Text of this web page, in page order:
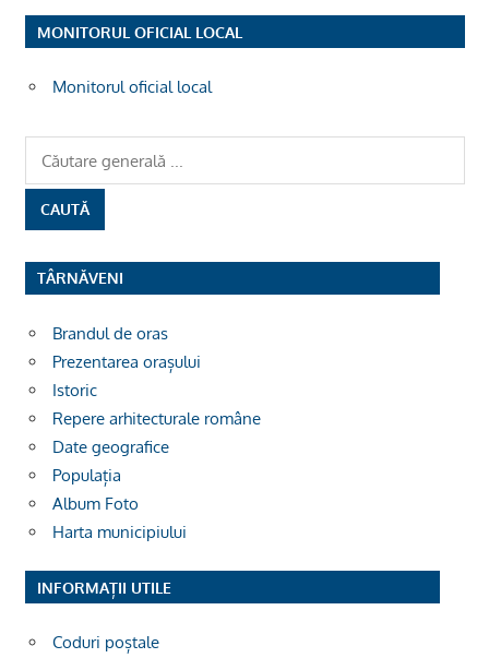
MONITORUL OFICIAL LOCAL
Monitorul oficial local
TÂRNĂVENI
Brandul de oras
Prezentarea orașului
Istoric
Repere arhitecturale române
Date geografice
Populația
Album Foto
Harta municipiului
INFORMAȚII UTILE
Coduri poștale